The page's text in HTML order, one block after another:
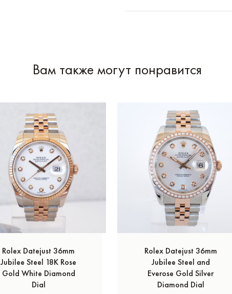
Вам также могут понравится
Rolex Datejust 36mm
Jubilee Steel 18K Rose
Gold White Diamond
Dial
Rolex Datejust 36mm
Jubilee Steel and
Everose Gold Silver
Diamond Dial